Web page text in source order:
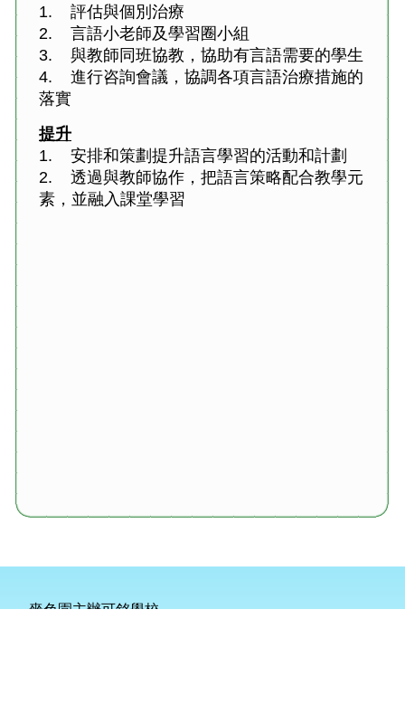
1. 評估與個別治療
2. 言語小老師及學習圈小組
3. 與教師同班協教，協助有言語需要的學生
4. 進行咨詢會議，協調各項言語治療措施的
落實
提升
1. 安排和策劃提升語言學習的活動和計劃
2. 透過與教師協作，把語言策略配合教學元
素，並融入課堂學習
嗇色園主辦可銘學校